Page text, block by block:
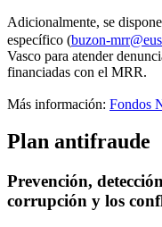
Adicionalmente, se
específico (buzon-
Vasco para atender
financiadas con el MRR.
Más información: Fondos
Plan antifraude
Prevención,
corrupción y los